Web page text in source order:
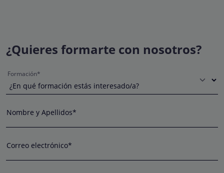
¿Quieres formarte con nosotros?
Formación*
Nombre y Apellidos*
Correo electrónico*